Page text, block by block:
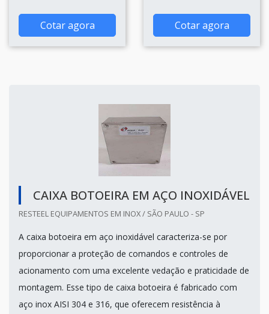
Cotar agora Cotar agora
CAIXA BOTOEIRA EM AÇO INOXIDÁVEL
RESTEEL EQUIPAMENTOS EM INOX / SÃO PAULO - SP
A caixa botoeira em aço inoxidável caracteriza-se por
proporcionar a proteção de comandos e controles de
acionamento com uma excelente vedação e praticidade de
montagem. Esse tipo de caixa botoeira é fabricado com
aço inox AISI 304 e 316, que oferecem resistência à